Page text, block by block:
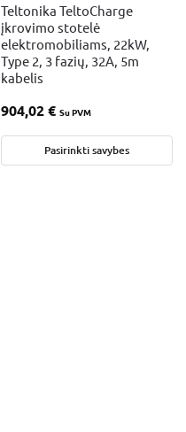
Teltonika TeltoCharge
įkrovimo stotelė
elektromobiliams, 22kW,
Type 2, 3 fazių, 32A, 5m
kabelis
904,02€ Su PVM
Pasirinkti savybes